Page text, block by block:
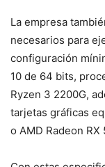
La empresa
necesarios para
configuración
10 de 64 bits,
Ryzen 3 2200G,
tarjetas gráficas
o AMD Radeon RX